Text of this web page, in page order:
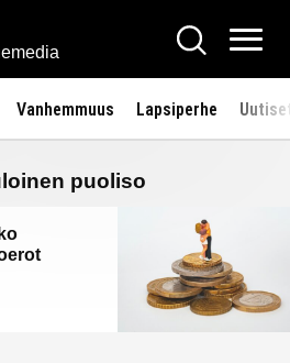
Hae
Vanhemmuus Lapsiperhe
puoliso